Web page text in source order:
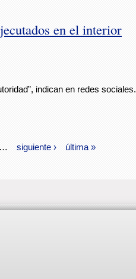
en el interior
indican en redes sociales.
… siguiente › última »